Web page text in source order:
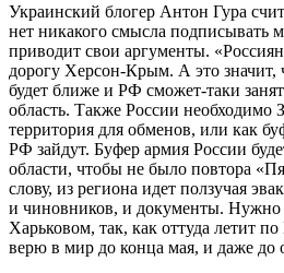
Украинский блогер Антон Гура
нет никакого смысла подписывать
приводит свои аргументы.
дорогу Херсон-Крым. А это значит,
будет ближе и РФ сможет-таки
область. Также России
территория для обменов, или как
РФ зайдут. Буфер армия России
области, чтобы не было повтора
слову, из региона идет ползучая
и чиновников, и документы. Нужно
Харьковом, так, как оттуда летит
верю в мир до конца мая, и даже